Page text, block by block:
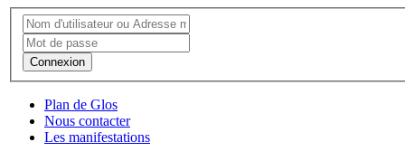
Connexion
Plan de Glos
Nous contacter
Les manifestations